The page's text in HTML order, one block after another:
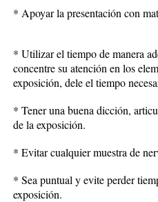
* Apoyar la presentación con
* Utilizar el tiempo de manera
concentre su atención en los
exposición, dele el tiempo
* Tener una buena dicción,
de la exposición.
* Evitar cualquier muestra de
* Sea puntual y evite perder
exposición.